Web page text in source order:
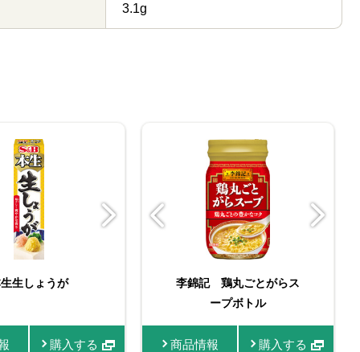
3.1g
李錦記 四川辣豆板醤
商品情報
李錦記 豆板醤（チュー
商品情報 購入す
李錦記 甜麺醤
商品情報
李錦記 甜麺醤（チュー
ブ入り）
商品情報 購入する
ろし生にんにく
報 購入する
たっぷりサイズ おろし
生にんにく
商品情報 購入する
生しょうが
購入する
おろし生しょうが
商品情報 購入する
丸ごとがらス
購入する
李錦記 鶏丸ごとがらス
ープボトル
商品情報 購入する